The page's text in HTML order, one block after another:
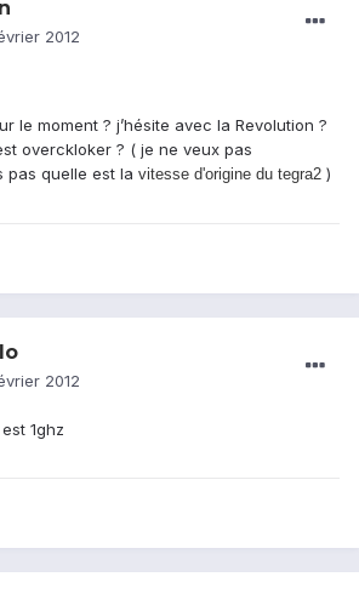
2012
le moment ? j’hésite avec la Revolution ?
overckloker ? ( je ne veux pas
pas quelle est la vitesse d'origine du tegra2 )
2012
1ghz